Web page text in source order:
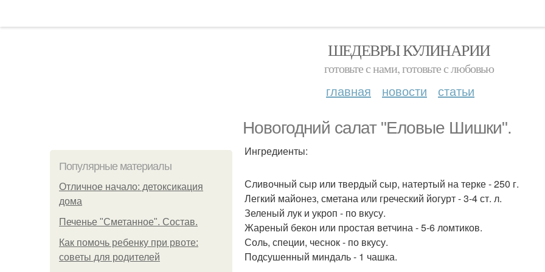
ШЕДЕВРЫ КУЛИНАРИИ
готовьте с нами, готовьте с любовью
главная новости статьи
Новогодний салат "Еловые Шишки".
Популярные материалы
Отличное начало: детоксикация
дома
Печенье "Сметанное". Состав.
Как помочь ребенку при рвоте:
советы для родителей
Ингредиенты:
Сливочный сыр или твердый сыр, натертый на терке - 250 г.
Легкий майонез, сметана или греческий йогурт - 3-4 ст. л.
Зеленый лук и укроп - по вкусу.
Жареный бекон или простая ветчина - 5-6 ломтиков.
Соль, специи, чеснок - по вкусу.
Подсушенный миндаль - 1 чашка.